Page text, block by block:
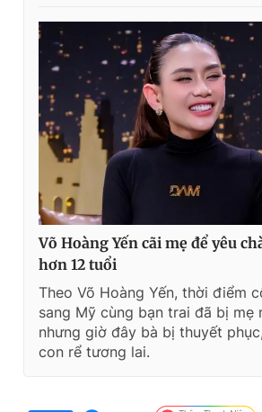
Võ Hoàng Yến cãi mẹ để yêu
hơn 12 tuổi
Theo Võ Hoàng Yến, thời điểm
sang Mỹ cùng bạn trai đã bị mẹ
nhưng giờ đây bà bị thuyết
con rể tương lai.